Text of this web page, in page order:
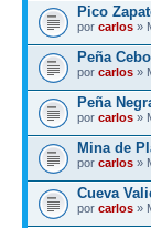
Pico
por carlos »
Peña
por carlos »
Peña
por carlos »
Mina de
por carlos »
Cueva
por carlos »